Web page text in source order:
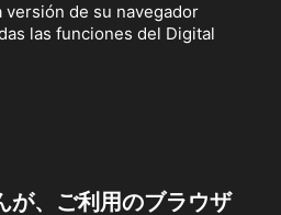
versión de su navegador
las funciones del Digital
が、ご利用のブラウザ